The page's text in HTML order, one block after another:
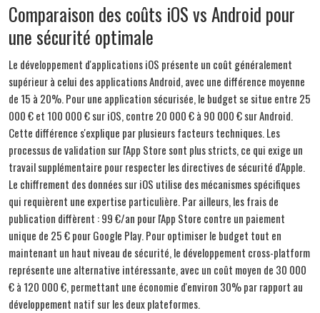
Comparaison des coûts iOS vs Android pour
une sécurité optimale
Le développement d'applications iOS présente un coût généralement
supérieur à celui des applications Android, avec une différence moyenne
de 15 à 20%. Pour une application sécurisée, le budget se situe entre 25
000 € et 100 000 € sur iOS, contre 20 000 € à 90 000 € sur Android.
Cette différence s'explique par plusieurs facteurs techniques. Les
processus de validation sur l'App Store sont plus stricts, ce qui exige un
travail supplémentaire pour respecter les directives de sécurité d'Apple.
Le chiffrement des données sur iOS utilise des mécanismes spécifiques
qui requièrent une expertise particulière. Par ailleurs, les frais de
publication diffèrent : 99 €/an pour l'App Store contre un paiement
unique de 25 € pour Google Play. Pour optimiser le budget tout en
maintenant un haut niveau de sécurité, le développement cross-platform
représente une alternative intéressante, avec un coût moyen de 30 000
€ à 120 000 €, permettant une économie d'environ 30% par rapport au
développement natif sur les deux plateformes.